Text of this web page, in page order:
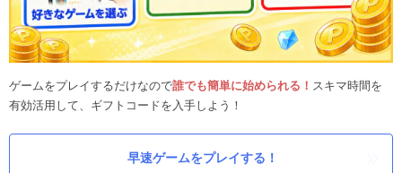
ゲームをプレイするだけなので誰でも簡単に始められる！ スキマ時間を
有効活用して、ギフトコードを入手しよう！
早速ゲームをプレイする！